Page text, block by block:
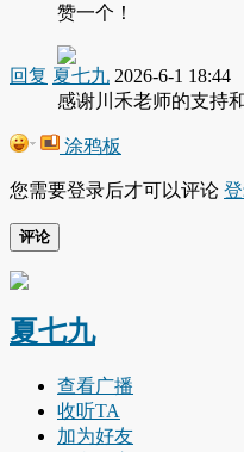
赞一个！
回复 夏七九 2026-6-1 18:44
感谢川禾老师的支持
涂鸦板
您需要登录后才可以评论
评论
夏七九
查看广播
收听TA
加为好友